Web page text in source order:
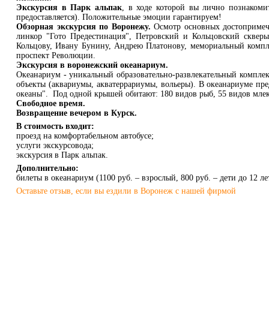
Экскурсия в Парк альпак, в ходе которой вы лично
предоставляется). Положительные эмоции гарантируем!
Обзорная экскурсия по Воронежу. Осмотр основных
линкор "Гото Предестинация", Петровский и Кольцовский
Кольцову, Ивану Бунину, Андрею Платонову, мемориальный
проспект Революции.
Экскурсия в воронежский океанариум.
Океанариум - уникальный образовательно-развлекательный
объекты (аквариумы, акватеррариумы, вольеры). В океанариуме
океаны". Под одной крышей обитают: 180 видов рыб, 55 видов
Свободное время.
Возвращение вечером в Курск.
В стоимость входит:
проезд на комфортабельном автобусе;
услуги экскурсовода;
экскурсия в Парк альпак.
Дополнительно:
билеты в океанариум (1100 руб. – взрослый, 800 руб. – дети до 12
Оставьте отзыв, если вы ездили в Воронеж с нашей фирмой